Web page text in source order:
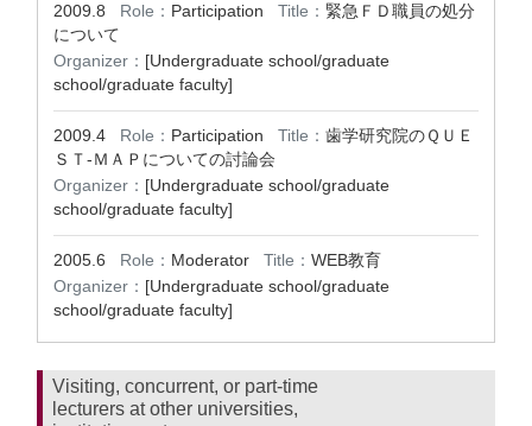
2009.8 Role： Participation Title： 緊急ＦＤ職員の処分
について
Organizer： [Undergraduate school/graduate
school/graduate faculty]
2009.4 Role： Participation Title： 歯学研究院のＱＵＥ
ＳＴ-ＭＡＰについての討論会
Organizer： [Undergraduate school/graduate
school/graduate faculty]
2005.6 Role： Moderator Title： WEB教育
Organizer： [Undergraduate school/graduate
school/graduate faculty]
Visiting, concurrent, or part-time
lecturers at other universities,